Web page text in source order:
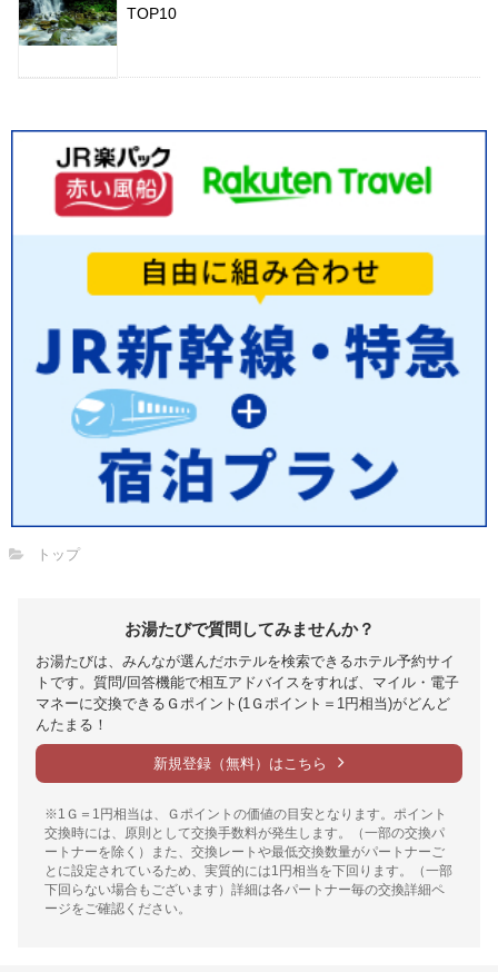
TOP10
トップ
お湯たびで質問してみませんか？
お湯たびは、みんなが選んだホテルを検索できるホテル予約サイ
トです。質問/回答機能で相互アドバイスをすれば、マイル・電子
マネーに交換できるＧポイント(1Ｇポイント＝1円相当)がどんど
んたまる！
新規登録（無料）はこちら
※1Ｇ＝1円相当は、Ｇポイントの価値の目安となります。ポイント
交換時には、原則として交換手数料が発生します。（一部の交換パ
ートナーを除く）また、交換レートや最低交換数量がパートナーご
とに設定されているため、実質的には1円相当を下回ります。（一部
下回らない場合もございます）詳細は各パートナー毎の交換詳細ペ
ージをご確認ください。